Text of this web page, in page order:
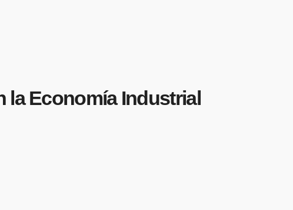
la Economía Industrial